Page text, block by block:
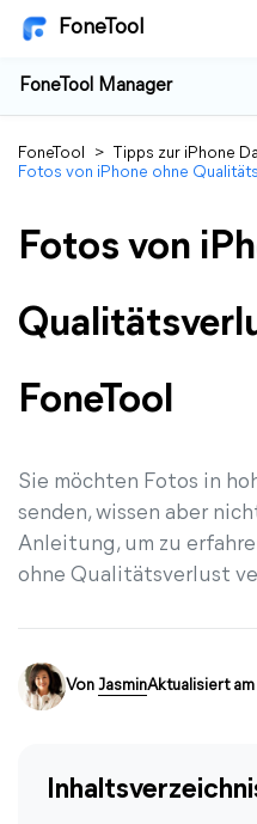
FoneTool
FoneTool Manager
FoneTool > Tipps zur iPhone
Fotos von iPhone ohne
Fotos von
FoneTool
Sie möchten Fotos in
senden, wissen aber
Anleitung, um zu
ohne Qualitätsverlust
Von JasminAktualisiert